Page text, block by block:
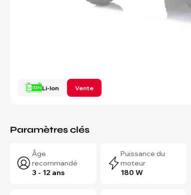
Li-Ion Vente
Paramètres clés
Âge
recommandé
3 - 12 ans
Puissance du
moteur
180 W